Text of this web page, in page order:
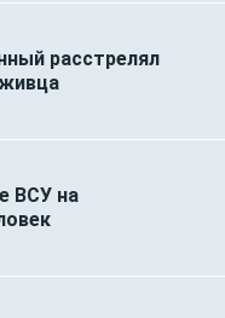
расстрелял
ВСУ на